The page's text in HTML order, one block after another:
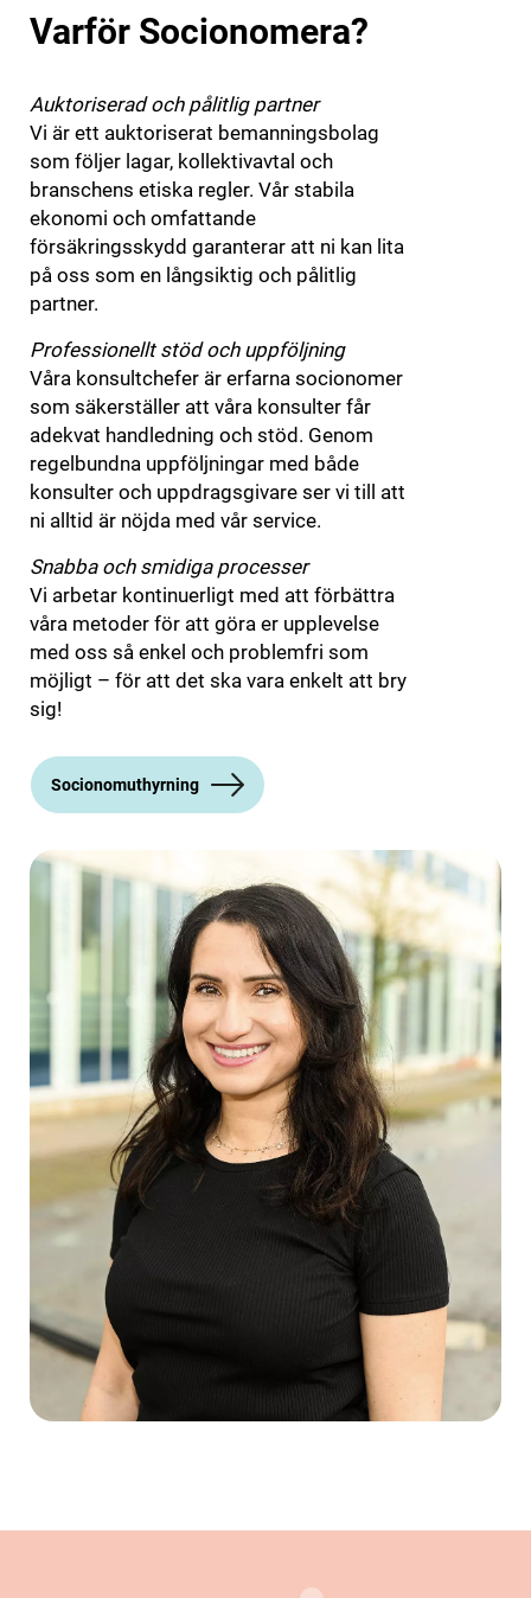
Varför Socionomera?
Auktoriserad och pålitlig partner
Vi är ett auktoriserat bemanningsbolag
som följer lagar, kollektivavtal och
branschens etiska regler. Vår stabila
ekonomi och omfattande
försäkringsskydd garanterar att ni kan lita
på oss som en långsiktig och pålitlig
partner.
Professionellt stöd och uppföljning
Våra konsultchefer är erfarna socionomer
som säkerställer att våra konsulter får
adekvat handledning och stöd. Genom
regelbundna uppföljningar med både
konsulter och uppdragsgivare ser vi till att
ni alltid är nöjda med vår service.
Snabba och smidiga processer
Vi arbetar kontinuerligt med att förbättra
våra metoder för att göra er upplevelse
med oss så enkel och problemfri som
möjligt – för att det ska vara enkelt att bry
sig!
Socionomuthyrning